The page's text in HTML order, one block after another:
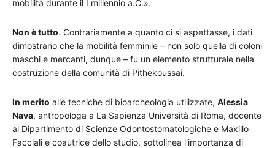
mobilità durante il I millennio a.C.».
Non è tutto. Contrariamente a quanto ci si aspettasse, i dati
dimostrano che la mobilità femminile – non solo quella di coloni
maschi e mercanti, dunque – fu un elemento strutturale nella
costruzione della comunità di Pithekoussai.
In merito alle tecniche di bioarcheologia utilizzate, Alessia
Nava, antropologa a La Sapienza Università di Roma, docente
al Dipartimento di Scienze Odontostomatologiche e Maxillo
Facciali e coautrice dello studio, sottolinea l’importanza di